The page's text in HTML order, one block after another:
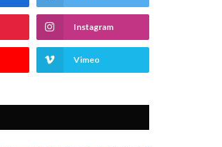
Instagram
Vimeo